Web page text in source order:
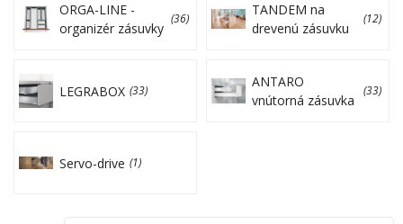
ORGA-LINE -
organizér zásuvky
(36)
TANDEM na
drevenú zásuvku
(12)
LEGRABOX (33)
ANTARO
vnútorná zásuvka
(33)
Servo-drive (1)